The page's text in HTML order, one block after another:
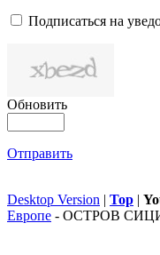
Подписаться на
Обновить
Отправить
Desktop Version | Top |
Европе - ОСТРОВ